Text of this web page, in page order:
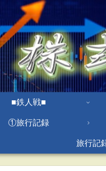
■鉄人戦■
①旅行記録
旅行記